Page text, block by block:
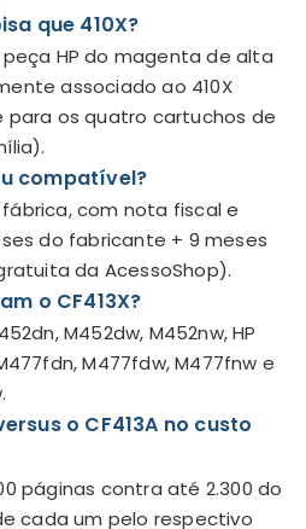
que 410X?
peça HP do magenta de alta
associado ao 410X
para os quatro cartuchos de
compatível?
fábrica, com nota fiscal e
do fabricante + 9 meses
da AcessoShop).
o CF413X?
M452dw, M452nw, HP
M477fdw, M477fnw e
o CF413A no custo
páginas contra até 2.300 do
cada um pelo respectivo